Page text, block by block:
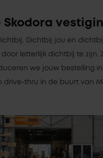
Skodora
Dichtbij jou en
door letterlijk dichtbij te
we jouw bestelling
drive-thru in de buurt van